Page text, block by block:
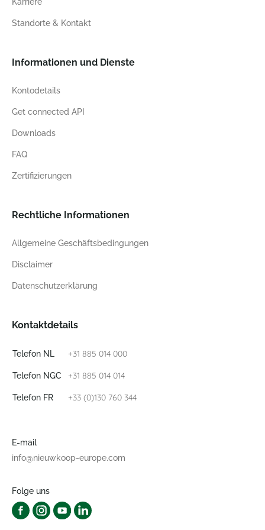
Standorte & Kontakt
Informationen und Dienste
Kontodetails
Get connected API
Downloads
FAQ
Zertifizierungen
Rechtliche Informationen
Allgemeine Geschäftsbedingungen
Disclaimer
Datenschutzerklärung
Kontaktdetails
Telefon NL +31 885 014 000
Telefon NGC +31 885 014 014
Telefon FR +33 (0)130 760 344
E-mail
info@nieuwkoop-europe.com
Folge uns